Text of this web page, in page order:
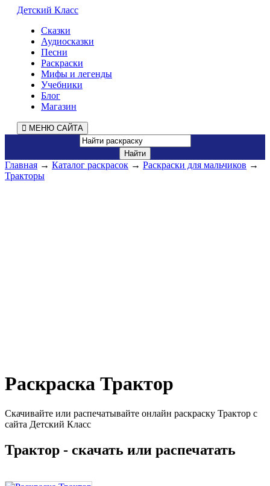
Детский Класс
Сказки
Аудиосказки
Песни
Раскраски
Мифы и легенды
Учебники
Блог
Магазин
МЕНЮ САЙТА
Главная → Каталог раскрасок → Раскраски для мальчиков →
Тракторы
Раскраска Трактор
Скачивайте или распечатывайте онлайн раскраску Трактор с
сайта Детский Класс
Трактор - скачать или распечатать